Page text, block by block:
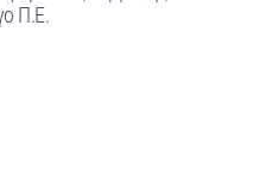
Π.Ε.